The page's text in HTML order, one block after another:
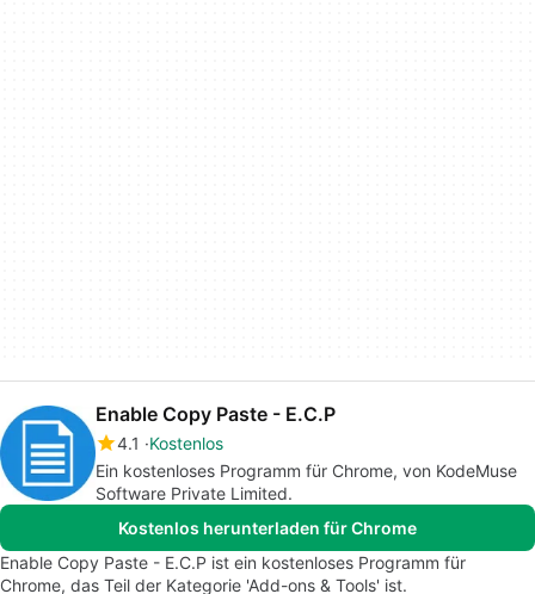
Enable Copy Paste - E.C.P
4.1
Kostenlos
Ein kostenloses Programm für Chrome, von KodeMuse
Software Private Limited.
Kostenlos herunterladen für Chrome
Enable Copy Paste - E.C.P ist ein kostenloses Programm für
Chrome, das Teil der Kategorie 'Add-ons & Tools' ist.